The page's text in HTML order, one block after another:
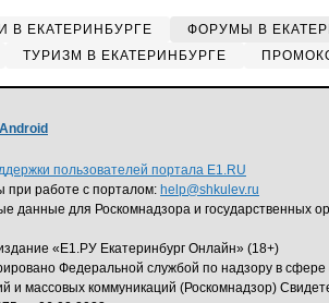
В ЕКАТЕРИНБУРГЕ ФОРУМЫ В
ТУРИЗМ В ЕКАТЕРИНБУРГЕ
Android
пользователей портала E1.RU
при работе с порталом: help@shkulev.ru
данные для Роскомнадзора и государственных
«Е1.РУ Екатеринбург Онлайн» (18+)
Федеральной службой по надзору в
и массовых коммуникаций (Роскомнадзор)